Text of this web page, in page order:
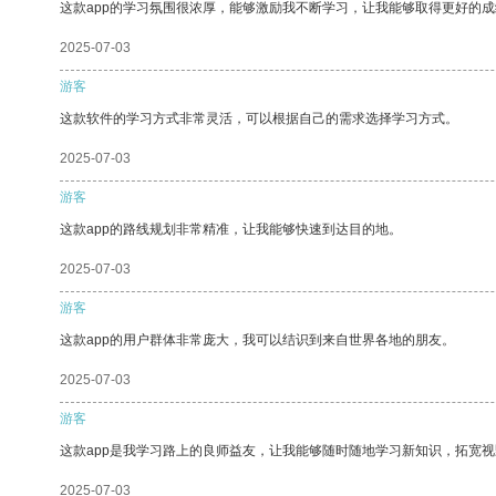
这款app的学习氛围很浓厚，能够激励我不断学习，让我能够取得更好的成
2025-07-03
游客
这款软件的学习方式非常灵活，可以根据自己的需求选择学习方式。
2025-07-03
游客
这款app的路线规划非常精准，让我能够快速到达目的地。
2025-07-03
游客
这款app的用户群体非常庞大，我可以结识到来自世界各地的朋友。
2025-07-03
游客
这款app是我学习路上的良师益友，让我能够随时随地学习新知识，拓宽视
2025-07-03